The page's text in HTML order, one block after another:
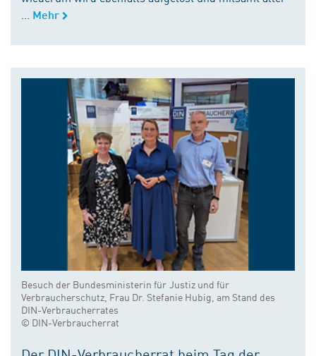
Mehr
Besuch der Bundesministerin für Justiz und für
Verbraucherschutz, Frau Dr. Stefanie Hubig, am Stand des
DIN-Verbraucherrates
© DIN-Verbraucherrat